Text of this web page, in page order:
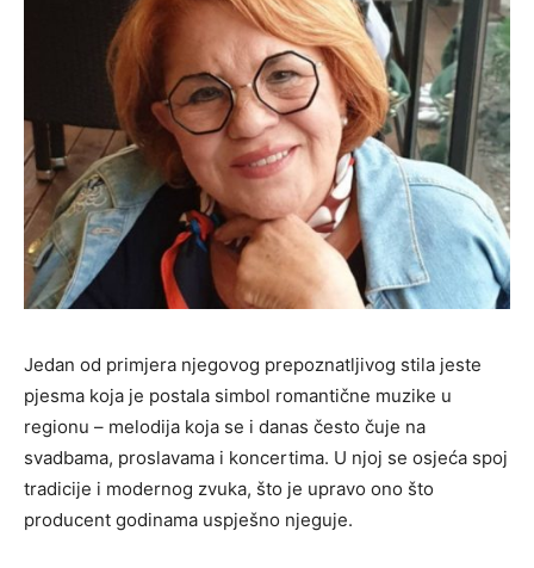
Jedan od primjera njegovog prepoznatljivog stila jeste
pjesma koja je postala simbol romantične muzike u
regionu – melodija koja se i danas često čuje na
svadbama, proslavama i koncertima. U njoj se osjeća spoj
tradicije i modernog zvuka, što je upravo ono što
producent godinama uspješno njeguje.